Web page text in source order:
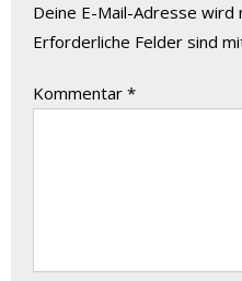
Deine E-Mail-Adresse wird
Erforderliche Felder sind
Kommentar *